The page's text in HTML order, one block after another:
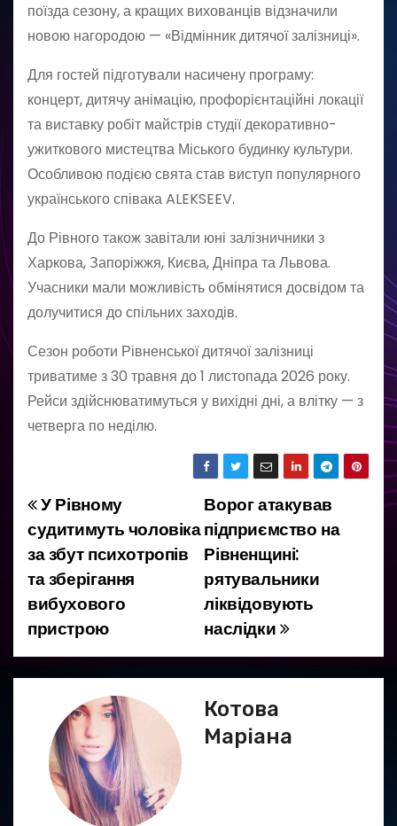
поїзда сезону, а кращих вихованців відзначили
новою нагородою — «Відмінник дитячої залізниці».
Для гостей підготували насичену програму:
концерт, дитячу анімацію, профорієнтаційні локації
та виставку робіт майстрів студії декоративно-
ужиткового мистецтва Міського будинку культури.
Особливою подією свята став виступ популярного
українського співака ALEKSEEV.
До Рівного також завітали юні залізничники з
Харкова, Запоріжжя, Києва, Дніпра та Львова.
Учасники мали можливість обмінятися досвідом та
долучитися до спільних заходів.
Сезон роботи Рівненської дитячої залізниці
триватиме з 30 травня до 1 листопада 2026 року.
Рейси здійснюватимуться у вихідні дні, а влітку — з
четверга по неділю.
Н
а
в
і
г
Ворог атакував
підприємство на
Рівненщині:
рятувальники
ліквідовують
наслідки
У Рівному
судитимуть чоловіка
за збут психотропів
та зберігання
вибухового
пристрою
Котова
Маріана